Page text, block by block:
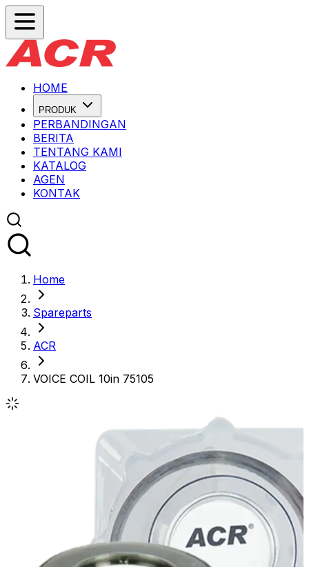
HOME
PRODUK
PERBANDINGAN
BERITA
TENTANG KAMI
KATALOG
AGEN
KONTAK
Home
Spareparts
ACR
VOICE COIL 10in 75105